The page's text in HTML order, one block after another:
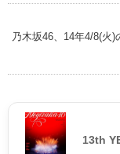
乃木坂46、14年4/8(火
13th